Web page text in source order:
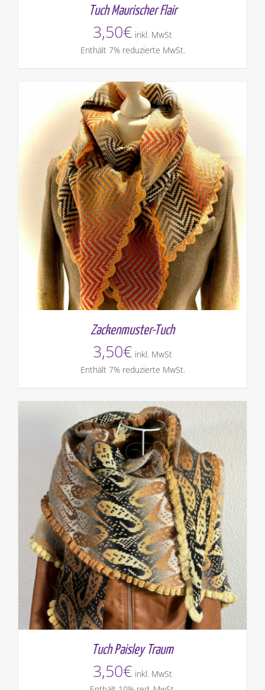
Tuch Maurischer Flair
3,50€ inkl. MwSt
Enthält 7% reduzierte MwSt.
Zackenmuster-Tuch
3,50€ inkl. MwSt
Enthält 7% reduzierte MwSt.
Tuch Paisley Traum
3,50€ inkl. MwSt